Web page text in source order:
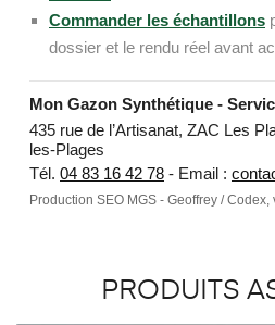
Commander les échantillons
dossier et le rendu réel avant
Mon Gazon Synthétique -
435 rue de l’Artisanat, ZAC Les
les-Plages
Tél. 04 83 16 42 78 - Email :
Production SEO MGS - Geoffrey /
PRODUITS